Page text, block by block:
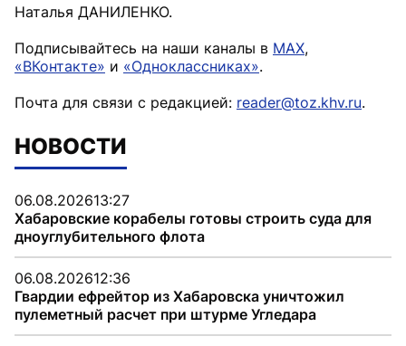
Наталья ДАНИЛЕНКО.
Подписывайтесь на наши каналы в MAX,
«ВКонтакте» и «Одноклассниках».
Почта для связи с редакцией: reader@toz.khv.ru.
НОВОСТИ
06.08.202613:27
Хабаровские корабелы готовы строить суда для
дноуглубительного флота
06.08.202612:36
Гвардии ефрейтор из Хабаровска уничтожил
пулеметный расчет при штурме Угледара